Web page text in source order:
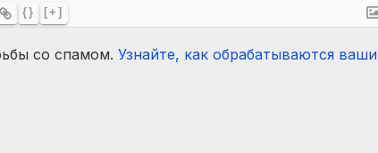
{} [+]
со спамом. Узнайте, как обрабатываются ваши